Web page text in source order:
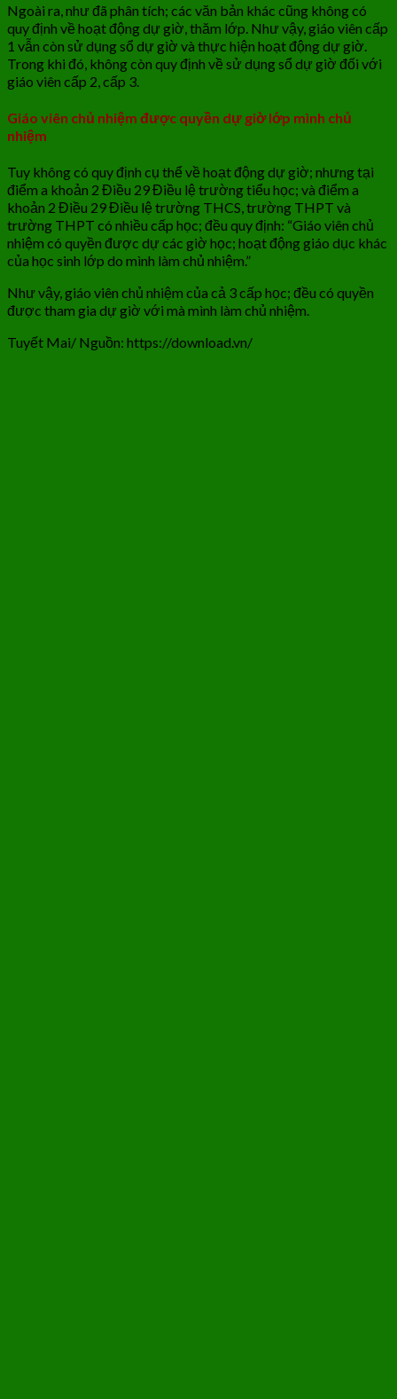
Ngoài ra, như đã phân tích; các văn bản khác cũng không có
quy định về hoạt động dự giờ, thăm lớp. Như vậy, giáo viên cấp
1 vẫn còn sử dụng sổ dự giờ và thực hiện hoạt động dự giờ.
Trong khi đó, không còn quy định về sử dụng sổ dự giờ đối với
giáo viên cấp 2, cấp 3.
Giáo viên chủ nhiệm được quyền dự giờ lớp mình chủ
nhiệm
Tuy không có quy định cụ thể về hoạt động dự giờ; nhưng tại
điểm a khoản 2 Điều 29 Điều lệ trường tiểu học; và điểm a
khoản 2 Điều 29 Điều lệ trường THCS, trường THPT và
trường THPT có nhiều cấp học; đều quy định: “Giáo viên chủ
nhiệm có quyền được dự các giờ học; hoạt động giáo dục khác
của học sinh lớp do mình làm chủ nhiệm.”
Như vậy, giáo viên chủ nhiệm của cả 3 cấp học; đều có quyền
được tham gia dự giờ với mà mình làm chủ nhiệm.
Tuyết Mai/ Nguồn: https://download.vn/